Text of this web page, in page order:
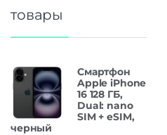
товары
Смартфон
Apple iPhone
16 128 ГБ,
Dual: nano
SIM + eSIM,
черный